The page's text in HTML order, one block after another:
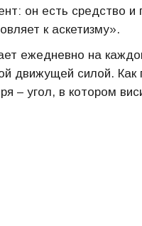
он есть средство и
к аскетизму».
ежедневно на
движущей силой. Как
угол, в котором